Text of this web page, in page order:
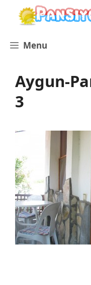
İçeriğe
Menu
Aygun-
3